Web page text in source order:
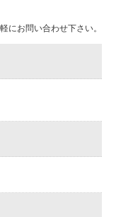
にお問い合わせ下さい。